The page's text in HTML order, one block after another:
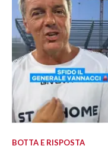
BOTTA E RISPOSTA